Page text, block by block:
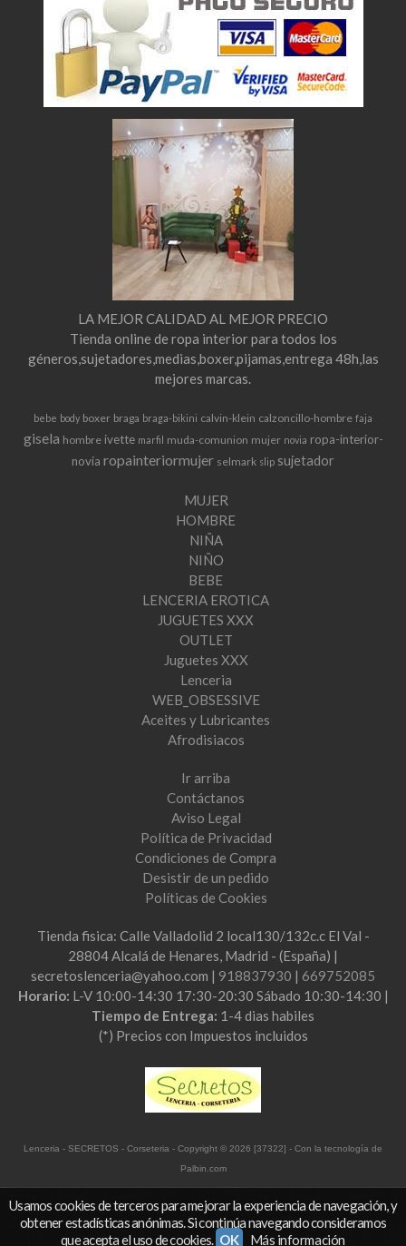
LA MEJOR CALIDAD AL MEJOR PRECIO
Tienda online de ropa interior para todos los
géneros,sujetadores,medias,boxer,pijamas,entrega 48h,las
mejores marcas.
bebe body boxer braga braga-bikini calvin-klein calzoncillo-hombre faja
gisela hombre ivette marfil muda-comunion mujer novia ropa-interior-
novia ropainteriormujer selmark slip sujetador
MUJER
HOMBRE
NIÑA
NIÑO
BEBE
LENCERIA EROTICA
JUGUETES XXX
OUTLET
Juguetes XXX
Lenceria
WEB_OBSESSIVE
Aceites y Lubricantes
Afrodisiacos
Ir arriba
Contáctanos
Aviso Legal
Política de Privacidad
Condiciones de Compra
Desistir de un pedido
Políticas de Cookies
Tienda fisica: Calle Valladolid 2 local130/132c.c El Val -
28804 Alcalá de Henares, Madrid - (España) |
secretoslenceria@yahoo.com | 918837930 | 669752085
Horario: L-V 10:00-14:30 17:30-20:30 Sábado 10:30-14:30 |
Tiempo de Entrega: 1-4 dias habiles
(*) Precios con Impuestos incluidos
Lenceria - SECRETOS - Corseteria - Copyright © 2026 [37322] - Con la tecnología de
Palbin.com
Usamos cookies de terceros para mejorar la experiencia de navegación, y
obtener estadísticas anónimas. Si continúa navegando consideramos
que acepta el uso de cookies. OK Más información